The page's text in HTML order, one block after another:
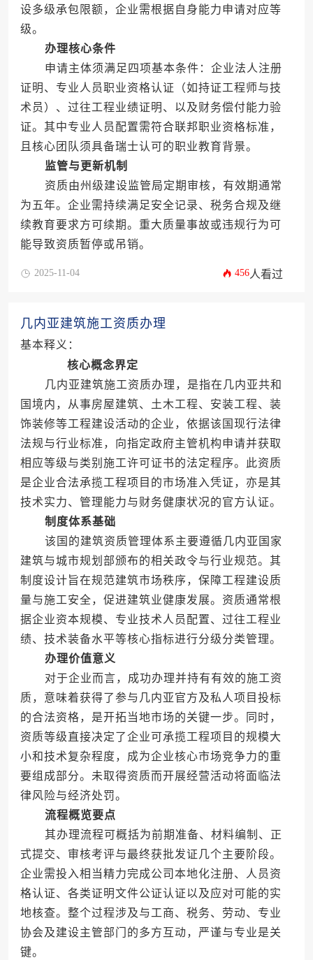
设多级承包限额，企业需根据自身能力申请对应等
级。
办理核心条件
申请主体须满足四项基本条件：企业法人注册
证明、专业人员职业资格认证（如持证工程师与技
术员）、过往工程业绩证明、以及财务偿付能力验
证。其中专业人员配置需符合联邦职业资格标准，
且核心团队须具备瑞士认可的职业教育背景。
监管与更新机制
资质由州级建设监管局定期审核，有效期通常
为五年。企业需持续满足安全记录、税务合规及继
续教育要求方可续期。重大质量事故或违规行为可
能导致资质暂停或吊销。
2025-11-04 456人看过
几内亚建筑施工资质办理
基本释义：
核心概念界定
几内亚建筑施工资质办理，是指在几内亚共和
国境内，从事房屋建筑、土木工程、安装工程、装
饰装修等工程建设活动的企业，依据该国现行法律
法规与行业标准，向指定政府主管机构申请并获取
相应等级与类别施工许可证书的法定程序。此资质
是企业合法承揽工程项目的市场准入凭证，亦是其
技术实力、管理能力与财务健康状况的官方认证。
制度体系基础
该国的建筑资质管理体系主要遵循几内亚国家
建筑与城市规划部颁布的相关政令与行业规范。其
制度设计旨在规范建筑市场秩序，保障工程建设质
量与施工安全，促进建筑业健康发展。资质通常根
据企业资本规模、专业技术人员配置、过往工程业
绩、技术装备水平等核心指标进行分级分类管理。
办理价值意义
对于企业而言，成功办理并持有有效的施工资
质，意味着获得了参与几内亚官方及私人项目投标
的合法资格，是开拓当地市场的关键一步。同时，
资质等级直接决定了企业可承揽工程项目的规模大
小和技术复杂程度，成为企业核心市场竞争力的重
要组成部分。未取得资质而开展经营活动将面临法
律风险与经济处罚。
流程概览要点
其办理流程可概括为前期准备、材料编制、正
式提交、审核考评与最终获批发证几个主要阶段。
企业需投入相当精力完成公司本地化注册、人员资
格认证、各类证明文件公证认证以及应对可能的实
地核查。整个过程涉及与工商、税务、劳动、专业
协会及建设主管部门的多方互动，严谨与专业是关
键。